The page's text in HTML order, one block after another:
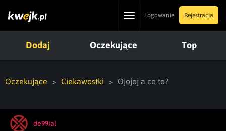
ToggleLogowanie Rejestracja
Dodaj Oczekujące Top
Oczekujące Ciekawostki Ojojoj a co to?
de99ial